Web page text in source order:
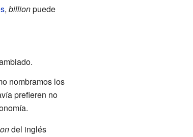
, billionpuede
nombramos los
prefieren no
del inglés